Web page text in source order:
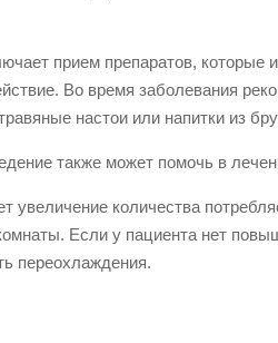
прием препаратов, которые
Во время заболевания
настои или напитки из
также может помочь в
количества
Если у пациента нет
переохлаждения.